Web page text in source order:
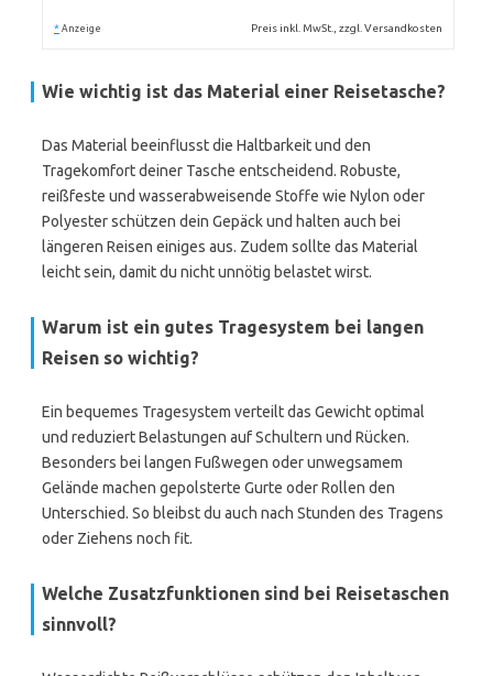
* Anzeige Preis inkl. MwSt., zzgl. Versandkosten
Wie wichtig ist das Material einer Reisetasche?
Das Material beeinflusst die Haltbarkeit und den
Tragekomfort deiner Tasche entscheidend. Robuste,
reißfeste und wasserabweisende Stoffe wie Nylon oder
Polyester schützen dein Gepäck und halten auch bei
längeren Reisen einiges aus. Zudem sollte das Material
leicht sein, damit du nicht unnötig belastet wirst.
Warum ist ein gutes Tragesystem bei langen
Reisen so wichtig?
Ein bequemes Tragesystem verteilt das Gewicht optimal
und reduziert Belastungen auf Schultern und Rücken.
Besonders bei langen Fußwegen oder unwegsamem
Gelände machen gepolsterte Gurte oder Rollen den
Unterschied. So bleibst du auch nach Stunden des Tragens
oder Ziehens noch fit.
Welche Zusatzfunktionen sind bei Reisetaschen
sinnvoll?